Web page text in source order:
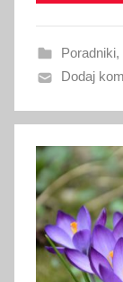
a
n
2
6
s
t
y
c
z
Poradniki,
Dodaj